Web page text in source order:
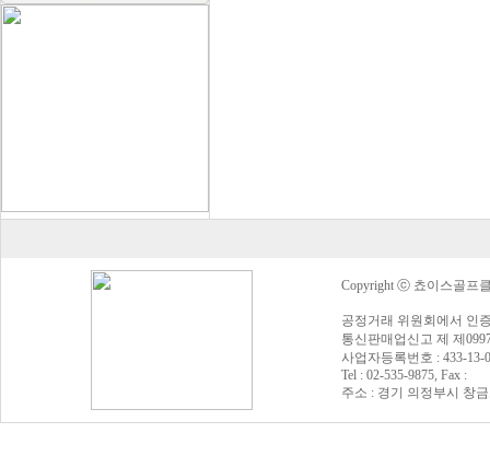
Copyright ⓒ 쵸이스골프
공정거래 위원회에서 인
통신판매업신고 제 제
사업자등록번호 : 433-
Tel : 02-535-9875, Fax :
주소 : 경기 의정부시 창